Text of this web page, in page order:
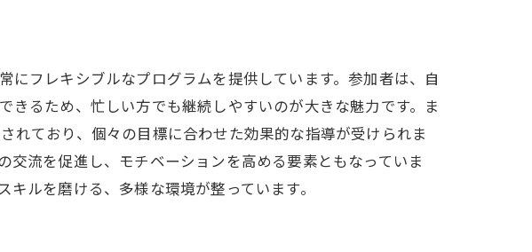
対応する講座
フレキシブルなプログラムを提供しています。参加者は、自
るため、忙しい方でも継続しやすいのが大きな魅力です。ま
れており、個々の目標に合わせた効果的な指導が受けられま
流を促進し、モチベーションを高める要素ともなっていま
ルを磨ける、多様な環境が整っています。